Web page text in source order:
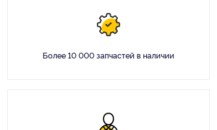
Более 10 000 запчастей в наличии